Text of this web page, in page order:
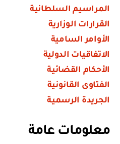
المراسيم السلطانية
القرارات الوزارية
الأوامر السامية
الاتفاقيات الدولية
الأحكام القضائية
الفتاوى القانونية
الجريدة الرسمية
معلومات عامة